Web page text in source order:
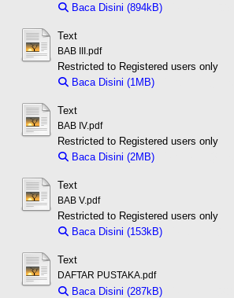
Baca Disini (894kB)
Text
BAB III.pdf
Restricted to Registered users only
Baca Disini (1MB)
Text
BAB IV.pdf
Restricted to Registered users only
Baca Disini (2MB)
Text
BAB V.pdf
Restricted to Registered users only
Baca Disini (153kB)
Text
DAFTAR PUSTAKA.pdf
Baca Disini (287kB)